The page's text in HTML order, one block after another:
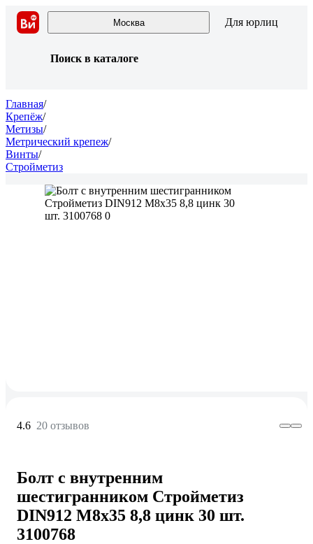
Москва Для юрлиц
Поиск в каталоге
Главная/
Крепёж/
Метизы/
Метрический крепеж/
Винты/
Стройметиз
4.6 20 отзывов
Болт с внутренним
шестигранником Стройметиз
DIN912 М8х35 8,8 цинк 30 шт.
3100768